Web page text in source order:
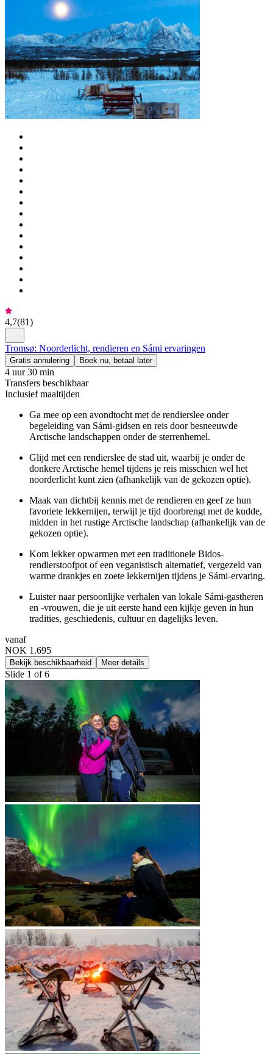
4,7(81)
Tromsø: Noorderlicht, rendieren en Sámi ervaringen
Gratis annulering Boek nu, betaal later
4 uur 30 min
Transfers beschikbaar
Inclusief maaltijden
Ga mee op een avondtocht met de rendierslee onder
begeleiding van Sámi-gidsen en reis door besneeuwde
Arctische landschappen onder de sterrenhemel.
Glijd met een rendierslee de stad uit, waarbij je onder de
donkere Arctische hemel tijdens je reis misschien wel het
noorderlicht kunt zien (afhankelijk van de gekozen optie).
Maak van dichtbij kennis met de rendieren en geef ze hun
favoriete lekkernijen, terwijl je tijd doorbrengt met de kudde,
midden in het rustige Arctische landschap (afhankelijk van de
gekozen optie).
Kom lekker opwarmen met een traditionele Bidos-
rendierstoofpot of een veganistisch alternatief, vergezeld van
warme drankjes en zoete lekkernijen tijdens je Sámi-ervaring.
Luister naar persoonlijke verhalen van lokale Sámi-gastheren
en -vrouwen, die je uit eerste hand een kijkje geven in hun
tradities, geschiedenis, cultuur en dagelijks leven.
vanaf
NOK 1.695
Bekijk beschikbaarheid Meer details
Slide 1 of 6